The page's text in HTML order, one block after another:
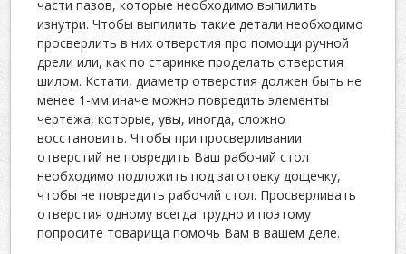
части пазов, которые необходимо выпилить
изнутри. Чтобы выпилить такие детали необходимо
просверлить в них отверстия про помощи ручной
дрели или, как по старинке проделать отверстия
шилом. Кстати, диаметр отверстия должен быть не
менее 1-мм иначе можно повредить элементы
чертежа, которые, увы, иногда, сложно
восстановить. Чтобы при просверливании
отверстий не повредить Ваш рабочий стол
необходимо подложить под заготовку дощечку,
чтобы не повредить рабочий стол. Просверливать
отверстия одному всегда трудно и поэтому
попросите товарища помочь Вам в вашем деле.